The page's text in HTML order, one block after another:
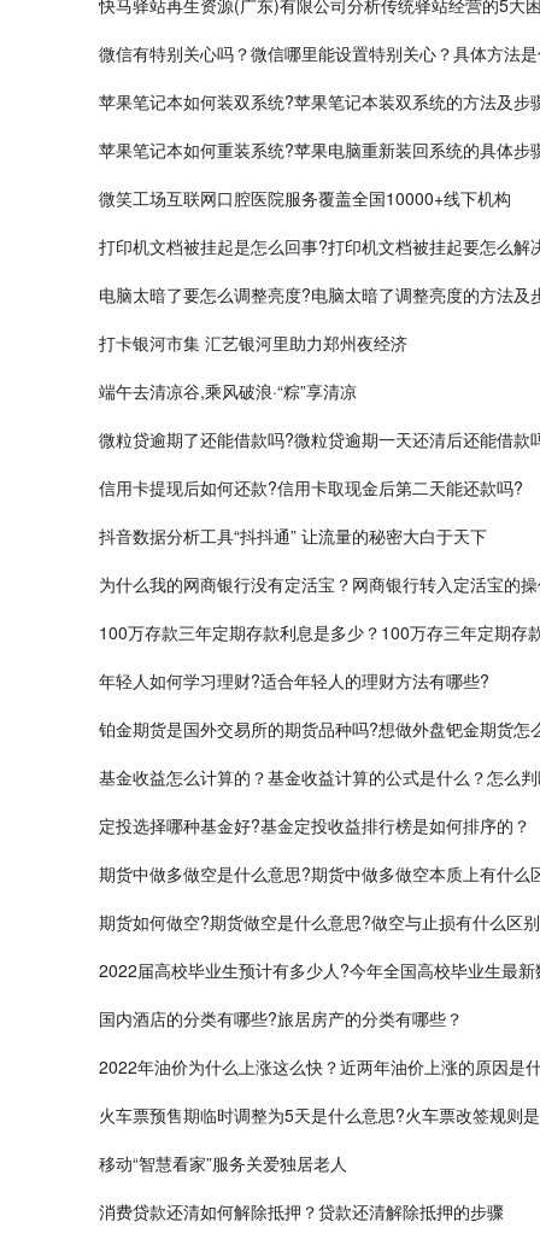
微信有特别关心吗？微信哪里能设置特别关心？具体方法是
苹果笔记本如何装双系统?苹果笔记本装双系统的方法及步
苹果笔记本如何重装系统?苹果电脑重新装回系统的具体步
微笑工场互联网口腔医院服务覆盖全国10000+线下机构
打印机文档被挂起是怎么回事?打印机文档被挂起要怎么解
电脑太暗了要怎么调整亮度?电脑太暗了调整亮度的方法及
打卡银河市集 汇艺银河里助力郑州夜经济
端午去清凉谷,乘风破浪·“粽”享清凉
微粒贷逾期了还能借款吗?微粒贷逾期一天还清后还能借款
信用卡提现后如何还款?信用卡取现金后第二天能还款吗?
抖音数据分析工具“抖抖通” 让流量的秘密大白于天下
为什么我的网商银行没有定活宝？网商银行转入定活宝的
100万存款三年定期存款利息是多少？100万存三年定期存
年轻人如何学习理财?适合年轻人的理财方法有哪些?
铂金期货是国外交易所的期货品种吗?想做外盘钯金期货怎
基金收益怎么计算的？基金收益计算的公式是什么？怎么判
定投选择哪种基金好?基金定投收益排行榜是如何排序的？
期货中做多做空是什么意思?期货中做多做空本质上有什么
期货如何做空?期货做空是什么意思?做空与止损有什么区
​2022届高校毕业生预计有多少人?今年全国高校毕业生最
国内酒店的分类有哪些?旅居房产的分类有哪些？
2022年油价为什么上涨这么快？近两年油价上涨的原因是
火车票预售期临时调整为5天是什么意思?火车票改签规则
移动“智慧看家”服务关爱独居老人
消费贷款还清如何解除抵押？贷款还清解除抵押的步骤